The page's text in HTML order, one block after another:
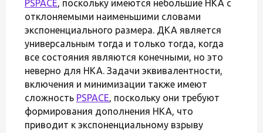
PSPACE, поскольку имеются небольшие НКА с
отклоняемыми наименьшими словами
экспоненциального размера. ДКА является
универсальным тогда и только тогда, когда
все состояния являются конечными, но это
неверно для НКА. Задачи эквивалентности,
включения и минимизации также имеют
сложность PSPACE, поскольку они требуют
формирования дополнения НКА, что
приводит к экспоненциальному взрыву